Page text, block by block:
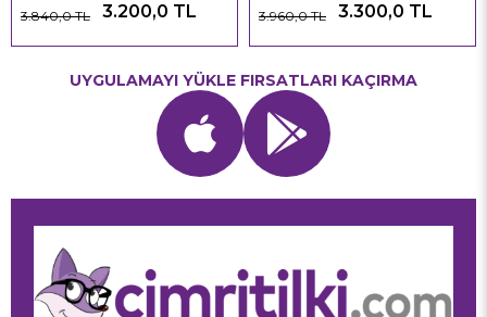
3.200,0 TL
3.840,0 TL 3.300,0 TL
3.960,0 TL
UYGULAMAYI YÜKLE FIRSATLARI KAÇIRMA